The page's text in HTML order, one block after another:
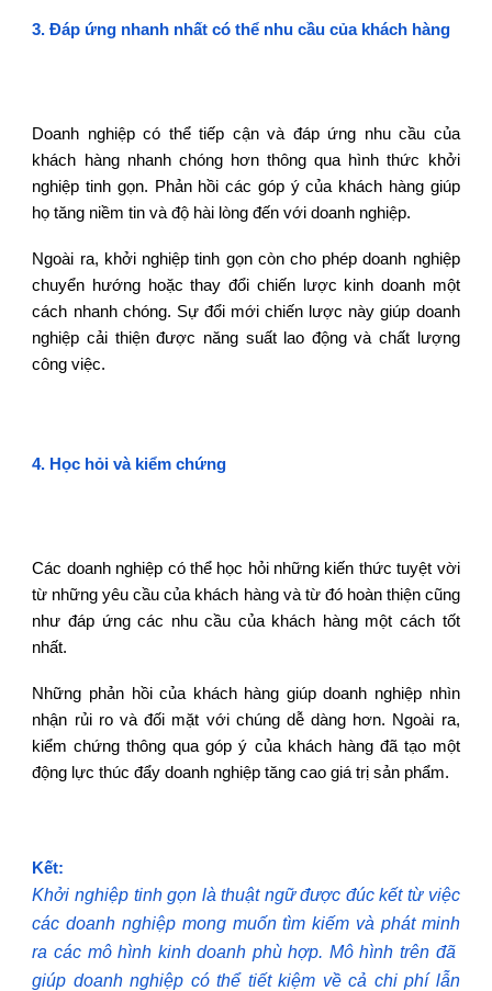
3.Đáp ứng nhanh nhất có thể nhu cầu của khách hàng
Doanh nghiệp có thể tiếp cận và đáp ứng nhu cầu của
khách hàng nhanh chóng hơn thông qua hình thức khởi
nghiệp tinh gọn. Phản hồi các góp ý của khách hàng giúp
họ tăng niềm tin và độ hài lòng đến với doanh nghiệp.
Ngoài ra, khởi nghiệp tinh gọn còn cho phép doanh nghiệp
chuyển hướng hoặc thay đổi chiến lược kinh doanh một
cách nhanh chóng. Sự đổi mới chiến lược này giúp doanh
nghiệp cải thiện được năng suất lao động và chất lượng
công việc.
4. Học hỏi và kiểm chứng
Các doanh nghiệp có thể học hỏi những kiến thức tuyệt vời
từ những yêu cầu của khách hàng và từ đó hoàn thiện cũng
như đáp ứng các nhu cầu của khách hàng một cách tốt
nhất.
Những phản hồi của khách hàng giúp doanh nghiệp nhìn
nhận rủi ro và đối mặt với chúng dễ dàng hơn. Ngoài ra,
kiểm chứng thông qua góp ý của khách hàng đã tạo một
động lực thúc đẩy doanh nghiệp tăng cao giá trị sản phẩm.
Kết:
Khởi nghiệp tinh gọn là thuật ngữ được đúc kết từ việc
các doanh nghiệp mong muốn tìm kiếm và phát minh
ra các mô hình kinh doanh phù hợp. Mô hình trên đã
giúp doanh nghiệp có thể tiết kiệm về cả chi phí lẫn